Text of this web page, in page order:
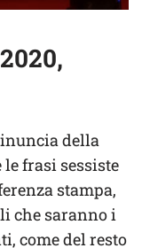
della
frasi sessiste
stampa,
che saranno i
come del resto